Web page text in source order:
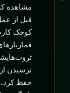
مشاهده
قبل از
کوچک
ترسیدن
حفظ کرد،